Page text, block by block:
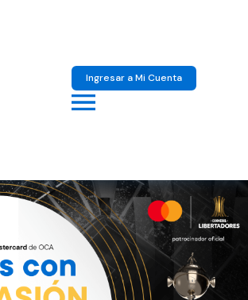
Ingresar a Mi Cuenta